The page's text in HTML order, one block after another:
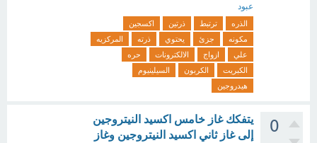
عبود
الذره ترتبط ذرتين
اكسجين
مكونه
جزئ يحتوي ذرته
المركزيه
علي
ازواج الالكترونات
حره
الكبريت
الكربون
السيلينيوم
هيدروجين
0
يتفكك غاز خامس اكسيد النيتروجين
إلى غاز ثاني اكسيد النيتروجين وغاز